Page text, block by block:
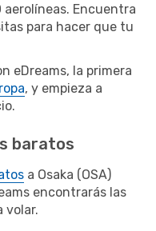
Encuentra
para hacer que tu
eDreams, la primera
, y empieza a
baratos
a Osaka (OSA)
encontrarás las
volar.